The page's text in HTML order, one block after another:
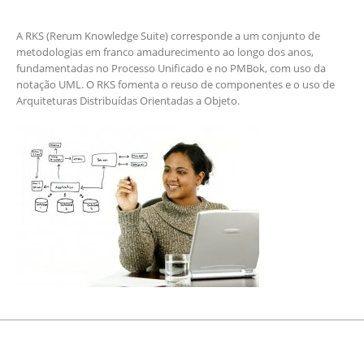
A RKS (Rerum Knowledge Suite) corresponde a um conjunto de
metodologias em franco amadurecimento ao longo dos anos,
fundamentadas no Processo Unificado e no PMBok, com uso da
notação UML. O RKS fomenta o reuso de componentes e o uso de
Arquiteturas Distribuídas Orientadas a Objeto.